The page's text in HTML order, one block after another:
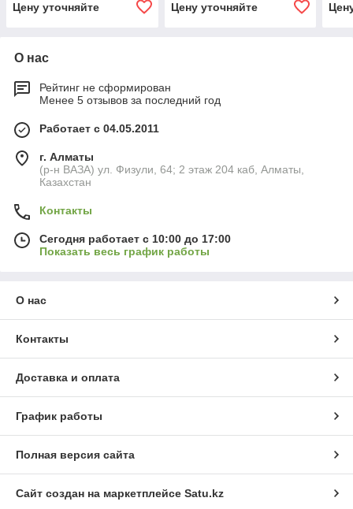
Цену уточняйте
Цену уточняйте
О нас
Рейтинг не сформирован
Менее 5 отзывов за последний год
Работает с 04.05.2011
г. Алматы
(р-н ВАЗА) ул. Физули, 64; 2 этаж 204 каб, Алматы,
Казахстан
Контакты
Сегодня работает с 10:00 до 17:00
Показать весь график работы
О нас
Контакты
Доставка и оплата
График работы
Полная версия сайта
Сайт создан на маркетплейсе Satu.kz